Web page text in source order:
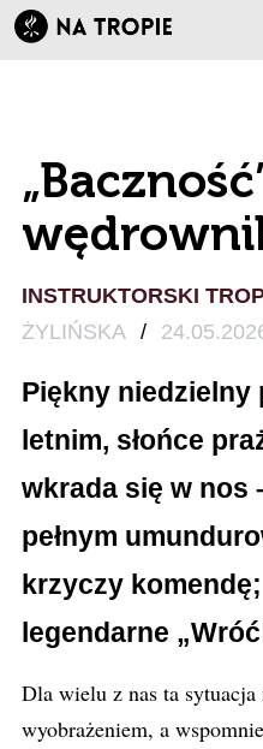
INSTRUKTORSKI
ŻYLIŃSKA /
Piękny niedzielny
letnim, słońce
wkrada się w nos
pełnym
krzyczy
legendarne
Dla wielu z nas ta
wyobrażeniem, a